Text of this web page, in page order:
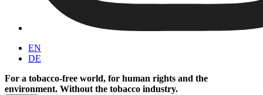
EN
DE
For a tobacco-free world, for human rights and the
environment. Without the tobacco industry.